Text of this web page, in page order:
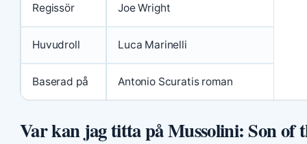
Regissör Joe Wright
Huvudroll Luca Marinelli
Baserad på Antonio Scuratis roman
Var kan jag titta på Mussolini: Son of